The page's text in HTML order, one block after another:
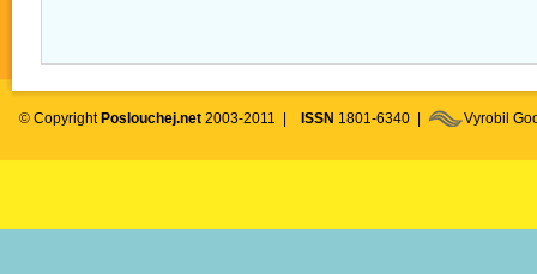
© Copyright Poslouchej.net 2003-2011 | ISSN 1801-6340 | Vyrobil